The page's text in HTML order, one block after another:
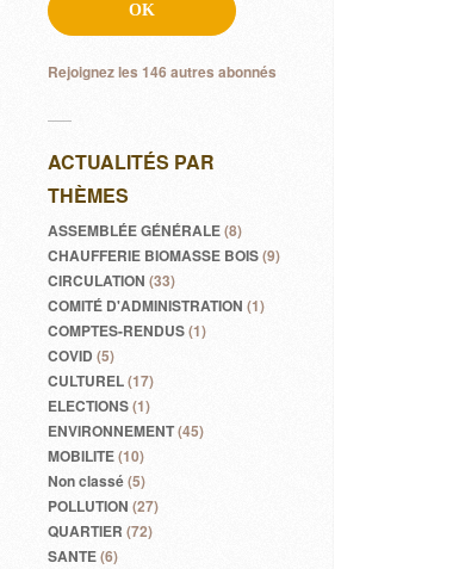
OK
Rejoignez les 146 autres abonnés
ACTUALITÉS PAR
THÈMES
ASSEMBLÉE GÉNÉRALE(8)
CHAUFFERIE BIOMASSE BOIS(9)
CIRCULATION (33)
COMITÉ D'ADMINISTRATION (1)
COMPTES-RENDUS(1)
COVID (5)
CULTUREL(17)
ELECTIONS(1)
ENVIRONNEMENT(45)
MOBILITE(10)
Non classé(5)
POLLUTION (27)
QUARTIER (72)
SANTE(6)